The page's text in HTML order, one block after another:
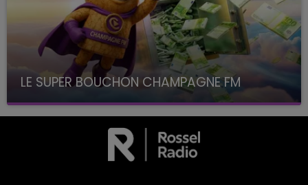
LE SUPER BOUCHON CHAMPAGNE FM
avec La Famille Champagne FM, à 8H10